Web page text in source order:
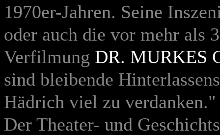
1970er-Jahren. Seine
oder auch die vor mehr als
Verfilmung DR. MURKES
sind bleibende
Hädrich viel zu verdanken."
Der Theater- und